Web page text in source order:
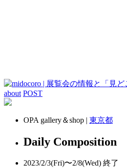
about POST
OPA gallery＆shop | 東京都
Daily Composition
2023/2/3(Fri)〜2/8(Wed) 終了